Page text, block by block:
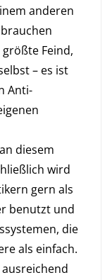
anderen
Feind,
– es ist
Anti-
diesem
wird
gern als
benutzt und
die
als einfach.